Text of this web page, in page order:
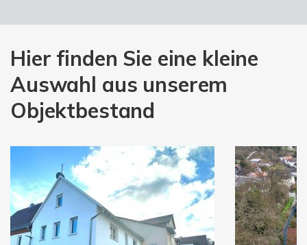
Hier finden Sie eine kleine
Auswahl aus unserem
Objektbestand